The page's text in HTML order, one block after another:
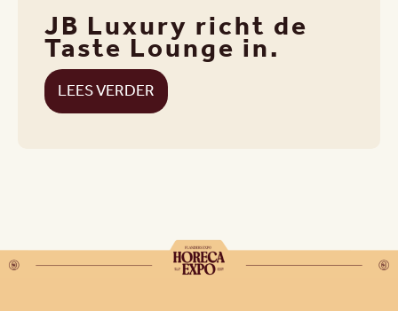
JB Luxury richt de
Taste Lounge in.
LEES VERDER